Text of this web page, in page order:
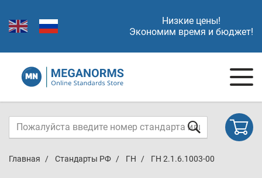
Низкие цены!
Экономим время и бюджет!
Главная Стандарты РФ ГН ГН 2.1.6.1003-00